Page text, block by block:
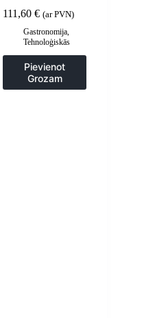
111,60€ (ar PVN)
Gastronomija,
Tehnoloģiskās
un transporta ratiņi
Virtuve
Pievienot
Grozam